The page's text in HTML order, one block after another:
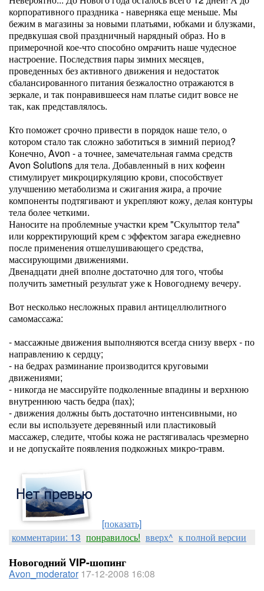
корпоративного праздника - наверняка еще меньше. Мы
бежим в магазины за новыми платьями, юбками и блузками,
предвкушая свой праздничный нарядный образ. Но в
примерочной кое-что способно омрачить наше чудесное
настроение. Последствия пары зимних месяцев,
проведенных без активного движения и недостаток
сбалансированного питания безжалостно отражаются в
зеркале, и так понравившееся нам платье сидит вовсе не
так, как представлялось.
Кто поможет срочно привести в порядок наше тело, о
котором стало так сложно заботиться в зимний период?
Конечно, Avon - а точнее, замечательная гамма средств
Avon Solutions для тела. Добавленный в них кофеин
стимулирует микроциркуляцию крови, способствует
улучшению метаболизма и сжигания жира, а прочие
компоненты подтягивают и укрепляют кожу, делая контуры
тела более четкими.
Наносите на проблемные участки крем "Скульптор тела"
или корректирующий крем с эффектом загара ежедневно
после применения отшелушивающего средства,
массирующими движениями.
Двенадцати дней вполне достаточно для того, чтобы
получить заметный результат уже к Новогоднему вечеру.
Вот несколько несложных правил антицеллюлитного
самомассажа:
- массажные движения выполняются всегда снизу вверх - по
направлению к сердцу;
- на бедрах разминание производится круговыми
движениями;
- никогда не массируйте подколенные впадины и верхнюю
внутреннюю часть бедра (пах);
- движения должны быть достаточно интенсивными, но
если вы используете деревянный или пластиковый
массажер, следите, чтобы кожа не растягивалась чрезмерно
и не допускайте появления подкожных микро-травм.
[показать]
комментарии: 13 понравилось! вверх^ к полной версии
Новогодний VIP-шопинг
Avon_moderator 17-12-2008 16:08